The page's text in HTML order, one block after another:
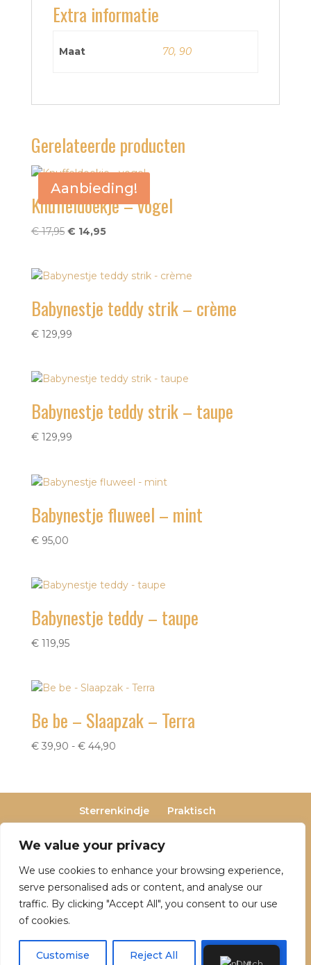
We value your privacy
We use cookies to enhance your browsing experience,
serve personalised ads or content, and analyse our
traffic. By clicking "Accept All", you consent to our use
of cookies.
Customise Reject All Accept All
Extra informatie
Maat 70, 90
Gerelateerde producten
Aanbieding!
Knuffeldoekje – vogel
€17,95 Oorspronkelijke
€ 17,95.
€ 14,95Huidige
€ 14,95.
Babynestje teddy strik – crème
€129,99
Babynestje teddy strik – taupe
€129,99
Babynestje fluweel – mint
€95,00
Babynestje teddy – taupe
€119,95
Be be – Slaapzak – Terra
€39,90 - €44,90Prijsklasse:
€ 44,90
Sterrenkindje
Praktisch
Privacy- en cookieverklaring
Terugbetaal- en retourneringsbeleid
Over Dutch Dreamers
voorbehouden | KvK-nummer: 90797191 | Btw-